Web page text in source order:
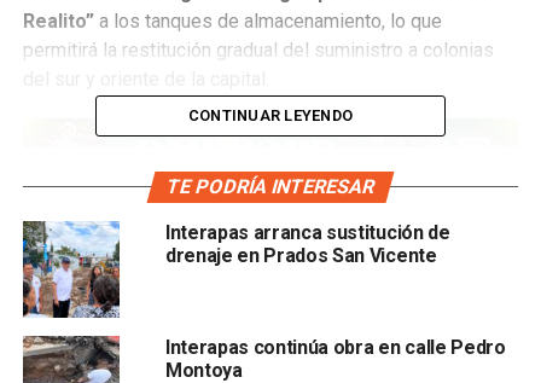
Realito”a los tanques de almacenamiento, lo que
permitirá la restitución gradual del suministro a colonias
Desde elviernes 8 de agosto, INTERAPAS detectó la
interrupción en el envío de agua,
durante tres días, siendo esta la doceava ocasión en el
año que el sistema suspende el suministro.
CONTINUAR LEYENDO
TE PODRÍA INTERESAR
Interapas arranca sustitución de
drenaje en Prados San Vicente
Interapas continúa obra en calle Pedro
Montoya